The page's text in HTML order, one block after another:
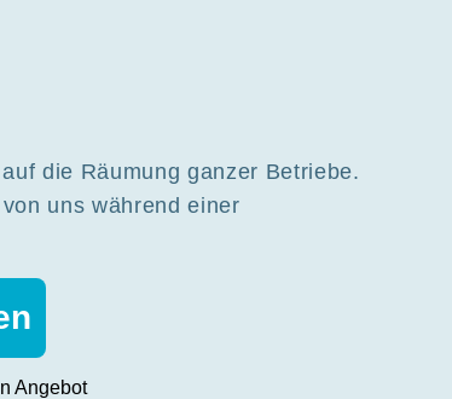
die Räumung ganzer Betriebe.
uns während einer